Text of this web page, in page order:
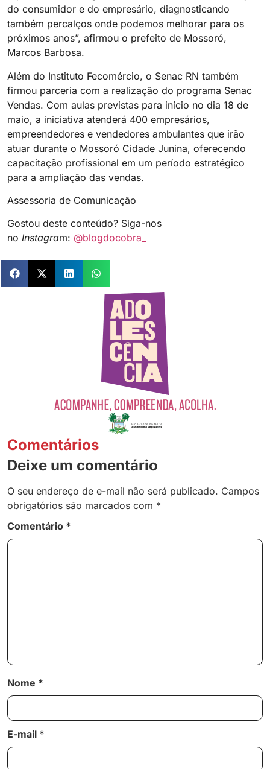
do consumidor e do empresário, diagnosticando
também percalços onde podemos melhorar para os
próximos anos”, afirmou o prefeito de Mossoró,
Marcos Barbosa.
Além do Instituto Fecomércio, o Senac RN também
firmou parceria com a realização do programa Senac
Vendas. Com aulas previstas para início no dia 18 de
maio, a iniciativa atenderá 400 empresários,
empreendedores e vendedores ambulantes que irão
atuar durante o Mossoró Cidade Junina, oferecendo
capacitação profissional em um período estratégico
para a ampliação das vendas.
Assessoria de Comunicação
Gostou deste conteúdo? Siga-nos
no Instagram: @blogdocobra_
Comentários
Deixe um comentário
O seu endereço de e-mail não será publicado. Campos
obrigatórios são marcados com *
Comentário *
Nome *
E-mail *